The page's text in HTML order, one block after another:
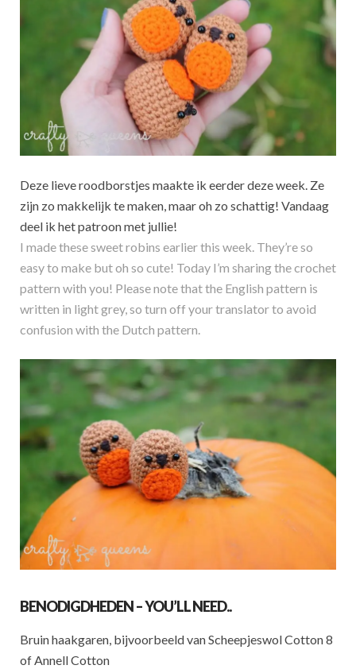
Deze lieve roodborstjes maakte ik eerder deze week. Ze
zijn zo makkelijk te maken, maar oh zo schattig! Vandaag
deel ik het patroon met jullie!
I made these sweet robins earlier this week. They’re so
easy to make but oh so cute! Today I’m sharing the crochet
pattern with you! Please note that the English pattern is
written in light grey, so turn off your translator to avoid
confusion with the Dutch pattern.
BENODIGDHEDEN – YOU’LL NEED..
Bruin haakgaren, bijvoorbeeld van Scheepjeswol Cotton 8
of Annell Cotton